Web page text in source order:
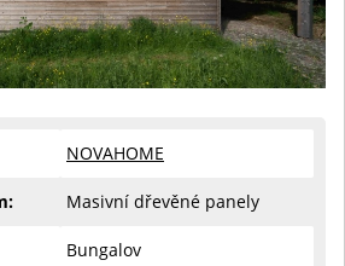
NOVAHOME
Masivní dřevěné panely
Bungalov